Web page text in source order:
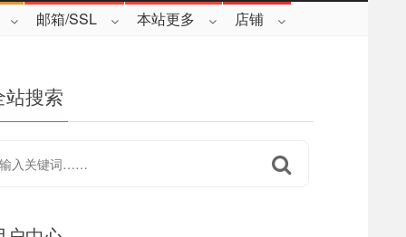
邮箱/SSL 本站更多 店铺
站搜索